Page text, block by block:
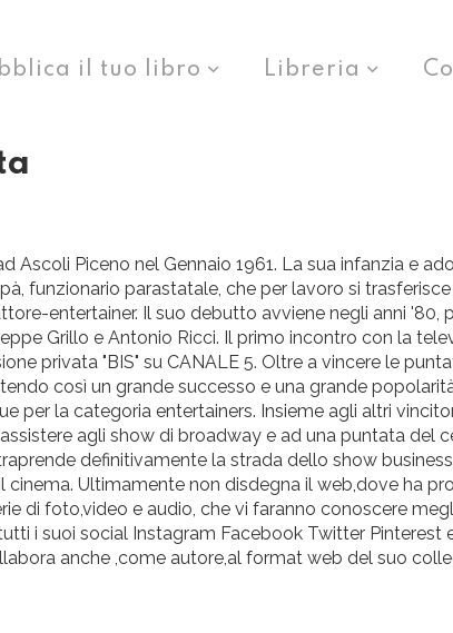
il tuo libro Libreria
Ascoli Piceno nel Gennaio 1961. La sua infanzia e
funzionario parastatale, che per lavoro si
entertainer. Il suo debutto avviene negli anni
Grillo e Antonio Ricci. Il primo incontro con la
privata "BIS" su CANALE 5. Oltre a vincere le
così un grande successo e una grande
per la categoria entertainers. Insieme agli altri
agli show di broadway e ad una puntata del
definitivamente la strada dello show
Ultimamente non disdegna il web,dove ha
di foto,video e audio, che vi faranno conoscere
i suoi social Instagram Facebook Twitter
anche ,come autore,al format web del suo